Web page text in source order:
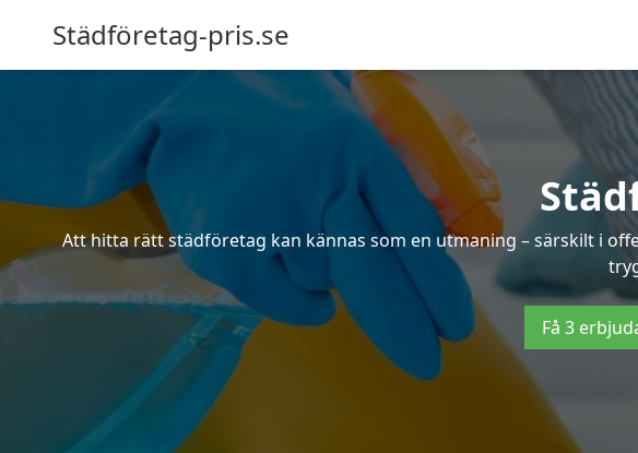
Städföretag-pris.se
Att hitta rätt städföretag kan kännas som en utmaning – särskilt i
Få 3